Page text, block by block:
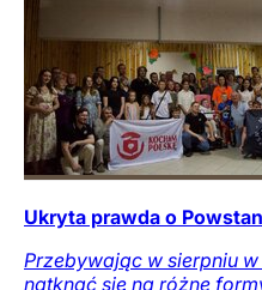
Ukryta prawda o
Przebywając w sierpniu
natknąć się na różne